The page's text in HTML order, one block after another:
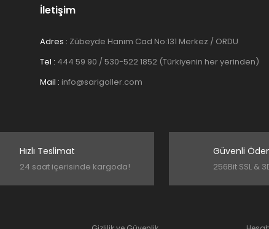
İletişim
Adres : Zübeyde Hanım Cad No:131 Merkez / ORDU
Tel : 444 59 90 / 530-522 1852 (Türkiyenin her yerinden)
Mail : info@sarigoller.com
Hızlı Teslimat
24 saat içerisinde kargoda!
Güvenli
256Bit SSL &